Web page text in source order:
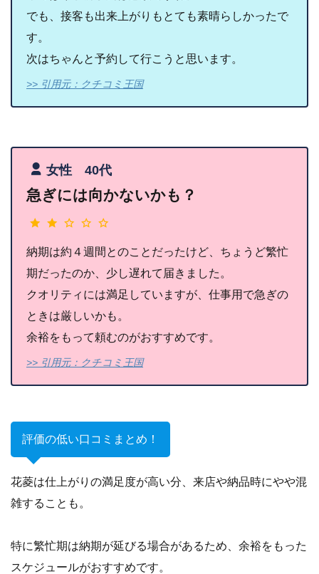
でも、接客も出来上がりもとても素晴らしかったで
す。
次はちゃんと予約して行こうと思います。
>> 引用元：クチコミ王国
女性 40代
急ぎには向かないかも？
納期は約４週間とのことだったけど、ちょうど繁忙
期だったのか、少し遅れて届きました。
クオリティには満足していますが、仕事用で急ぎの
ときは厳しいかも。
余裕をもって頼むのがおすすめです。
>> 引用元：クチコミ王国
評価の低い口コミまとめ！
花菱は仕上がりの満足度が高い分、来店や納品時にやや混
雑することも。
特に繁忙期は納期が延びる場合があるため、余裕をもった
スケジュールがおすすめです。